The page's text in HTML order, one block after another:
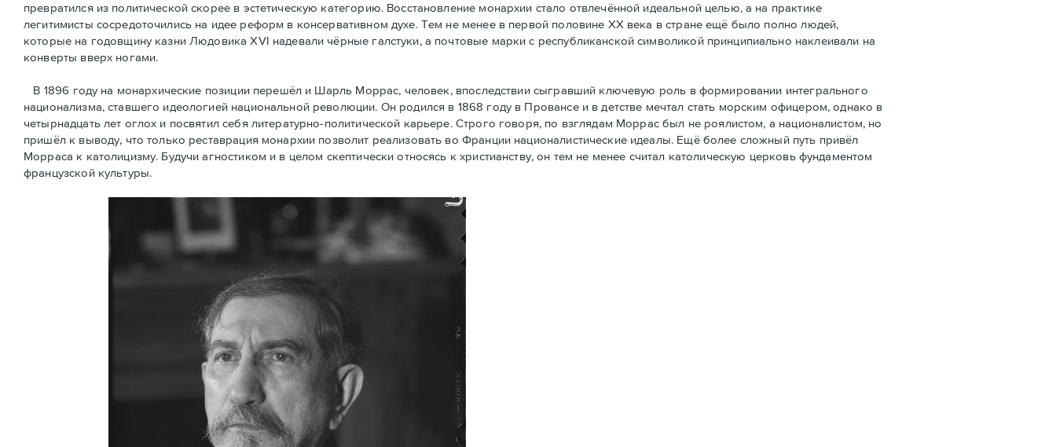
превратился из политической скорее в эстетическую категорию. Восстановление монархии стало отвлечённой идеальной целью, а на практике
легитимисты сосредоточились на идее реформ в консервативном духе. Тем не менее в первой половине ХХ века в стране ещё было полно людей,
которые на годовщину казни Людовика XVI надевали чёрные галстуки, а почтовые марки с республиканской символикой принципиально наклеивали на
конверты вверх ногами.
В 1896 году на монархические позиции перешёл и Шарль Моррас, человек, впоследствии сыгравший ключевую роль в формировании интегрального
национализма, ставшего идеологией национальной революции. Он родился в 1868 году в Провансе и в детстве мечтал стать морским офицером, однако в
четырнадцать лет оглох и посвятил себя литературно-политической карьере. Строго говоря, по взглядам Моррас был не роялистом, а националистом, но
пришёл к выводу, что только реставрация монархии позволит реализовать во Франции националистические идеалы. Ещё более сложный путь привёл
Морраса к католицизму. Будучи агностиком и в целом скептически относясь к христианству, он тем не менее считал католическую церковь фундаментом
французской культуры.